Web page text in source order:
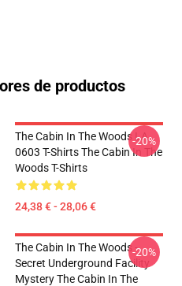
de productos
The Cabin In The Woods LA
0603 T-Shirts The Cabin In The
Woods T-Shirts
24,38 € - 28,06 €
-20%
The Cabin In The Woods -
Secret Underground Facility
Mystery The Cabin In The
-20%